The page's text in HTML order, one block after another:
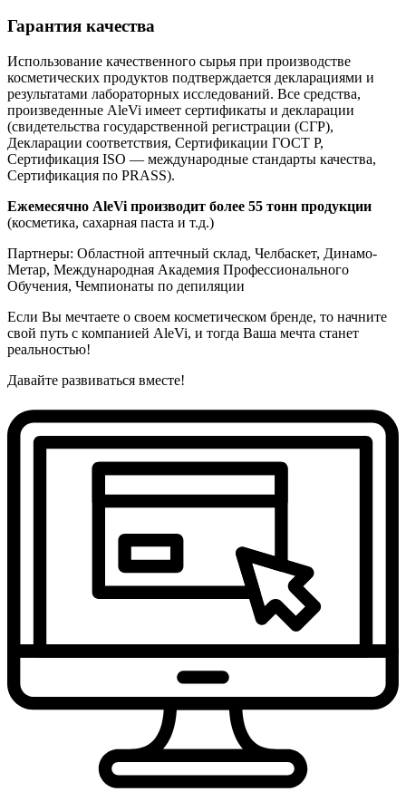
Гарантия качества
Использование качественного сырья при производстве
косметических продуктов подтверждается декларациями и
результатами лабораторных исследований. Все средства,
произведенные AleVi имеет сертификаты и декларации
(свидетельства государственной регистрации (СГР),
Декларации соответствия, Сертификации ГОСТ Р,
Сертификация ISO — международные стандарты качества,
Сертификация по PRASS).
Ежемесячно AleVi производит более 55 тонн продукции
(косметика, сахарная паста и т.д.)
Партнеры: Областной аптечный склад, Челбаскет, Динамо-
Метар, Международная Академия Профессионального
Обучения, Чемпионаты по депиляции
Если Вы мечтаете о своем косметическом бренде, то начните
свой путь с компанией AleVi, и тогда Ваша мечта станет
реальностью!
Давайте развиваться вместе!